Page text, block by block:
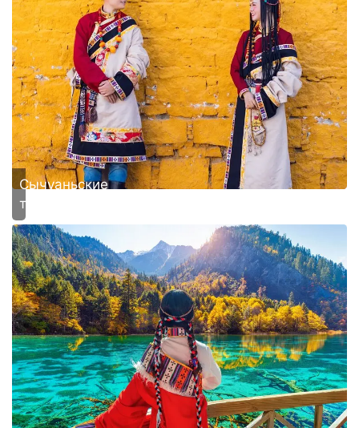
Сычуаньские
тибетцы